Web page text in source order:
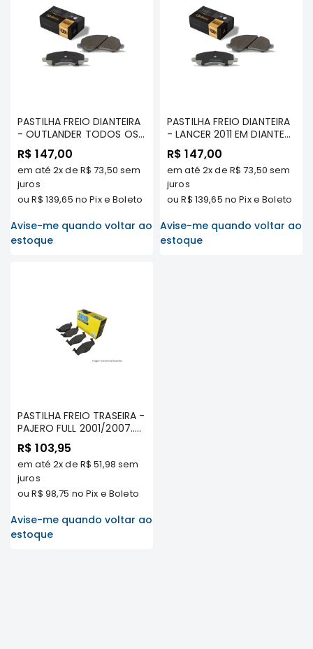
RANGER
GALANT
MARCAS
MILTPARTS
TENACITY
MT
KYB
MAGNETI
MARELLI
COFAP
EKSTRON
FRAS-
LE
FRONTIER
NGK
PASTILHA FREIO DIANTEIRA
- OUTLANDER TODOS OS
MODELOS -
ORIGINALLPARTS
R$ 147,00
em até 2xde R$ 73,50 sem
juros
ouR$ 139,65 no Pix e Boleto
Avise-me quando voltar ao
estoque
PASTILHA FREIO DIANTEIRA
- LANCER 2011 EM DIANTE
TODOS OS MODELOS -
ORIGINALLPARTS
R$ 147,00
em até 2xde R$ 73,50 sem
juros
ouR$ 139,65 no Pix e Boleto
Avise-me quando voltar ao
estoque
PASTILHA FREIO TRASEIRA -
PAJERO FULL 2001/2007..
OUTLANDER 2007 A 2012
TDS / ASX TDS ... /12/
GRANDIS/ FULL 2007/..( 3
PORTAS) - JURID
R$ 103,95
em até 2xde R$ 51,98 sem
juros
ouR$ 98,75 no Pix e Boleto
Avise-me quando voltar ao
estoque